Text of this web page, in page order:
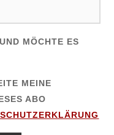
MÖCHTE ES
MEINE
ABO